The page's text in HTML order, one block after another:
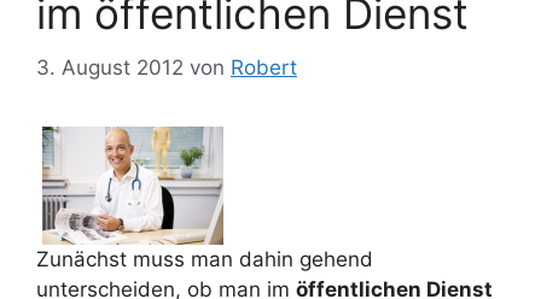
im öffentlichen Dienst
3. August 2012 von Robert
Zunächst muss man dahin gehend
unterscheiden, ob man im öffentlichen Dienst